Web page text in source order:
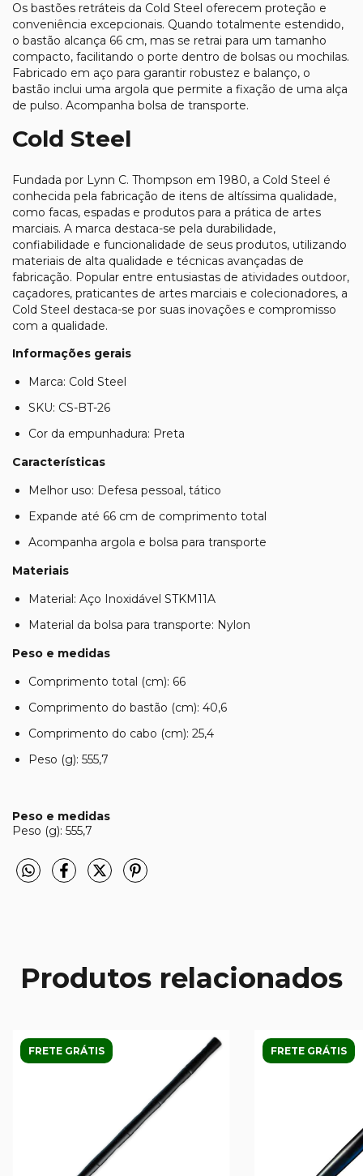
Os bastões retráteis da Cold Steel oferecem proteção e
conveniência excepcionais. Quando totalmente estendido,
o bastão alcança 66 cm, mas se retrai para um tamanho
compacto, facilitando o porte dentro de bolsas ou mochilas.
Fabricado em aço para garantir robustez e balanço, o
bastão inclui uma argola que permite a fixação de uma alça
de pulso. Acompanha bolsa de transporte.
Cold Steel
Fundada por Lynn C. Thompson em 1980, a Cold Steel é
conhecida pela fabricação de itens de altíssima qualidade,
como facas, espadas e produtos para a prática de artes
marciais. A marca destaca-se pela durabilidade,
confiabilidade e funcionalidade de seus produtos, utilizando
materiais de alta qualidade e técnicas avançadas de
fabricação. Popular entre entusiastas de atividades outdoor,
caçadores, praticantes de artes marciais e colecionadores, a
Cold Steel destaca-se por suas inovações e compromisso
com a qualidade.
Informações gerais
Marca: Cold Steel
SKU: CS-BT-26
Cor da empunhadura: Preta
Características
Melhor uso: Defesa pessoal, tático
Expande até 66 cm de comprimento total
Acompanha argola e bolsa para transporte
Materiais
Material: Aço Inoxidável STKM11A
Material da bolsa para transporte: Nylon
Peso e medidas
Comprimento total (cm): 66
Comprimento do bastão (cm): 40,6
Comprimento do cabo (cm): 25,4
Peso (g): 555,7
Peso e medidas
Peso (g): 555,7
Produtos relacionados
FRETE GRÁTIS FRETE GRÁTIS